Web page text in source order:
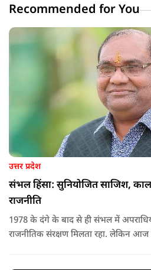
Recommended for You
उत्तर प्रदेश
संभल हिंसा: सुनियोजित साजिश,
राजनीति
1978 के दंगे के बाद से ही संभल में
राजनीतिक संरक्षण मिलता रहा. लेकिन आज